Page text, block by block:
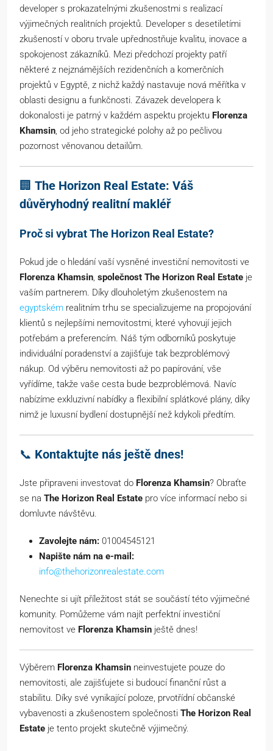
developer s prokazatelnými zkušenostmi s realizací
výjimečných realitních projektů. Developer s desetiletími
zkušeností v oboru trvale upřednostňuje kvalitu, inovace a
spokojenost zákazníků. Mezi předchozí projekty patří
některé z nejznámějších rezidenčních a komerčních
projektů v Egyptě, z nichž každý nastavuje nová měřítka v
oblasti designu a funkčnosti. Závazek developera k
dokonalosti je patrný v každém aspektu projektu Florenza
Khamsin, od jeho strategické polohy až po pečlivou
pozornost věnovanou detailům.
🏢 The Horizon Real Estate: Váš
důvěryhodný realitní makléř
Proč si vybrat The Horizon Real Estate?
Pokud jde o hledání vaší vysněné investiční nemovitosti ve
Florenza Khamsin, společnost The Horizon Real Estate je
vaším partnerem. Díky dlouholetým zkušenostem na
egyptském realitním trhu se specializujeme na propojování
klientů s nejlepšími nemovitostmi, které vyhovují jejich
potřebám a preferencím. Náš tým odborníků poskytuje
individuální poradenství a zajišťuje tak bezproblémový
nákup. Od výběru nemovitosti až po papírování, vše
vyřídíme, takže vaše cesta bude bezproblémová. Navíc
nabízíme exkluzivní nabídky a flexibilní splátkové plány, díky
nimž je luxusní bydlení dostupnější než kdykoli předtím.
📞 Kontaktujte nás ještě dnes!
Jste připraveni investovat do Florenza Khamsin? Obraťte
se na The Horizon Real Estate pro více informací nebo si
domluvte návštěvu.
Zavolejte nám: 01004545121
Napište nám na e-mail:
info@thehorizonrealestate.com
Nenechte si ujít příležitost stát se součástí této výjimečné
komunity. Pomůžeme vám najít perfektní investiční
nemovitost ve Florenza Khamsin ještě dnes!
Výběrem Florenza Khamsin neinvestujete pouze do
nemovitosti, ale zajišťujete si budoucí finanční růst a
stabilitu. Díky své vynikající poloze, prvotřídní občanské
vybavenosti a zkušenostem společnosti The Horizon Real
Estate je tento projekt skutečně výjimečný.